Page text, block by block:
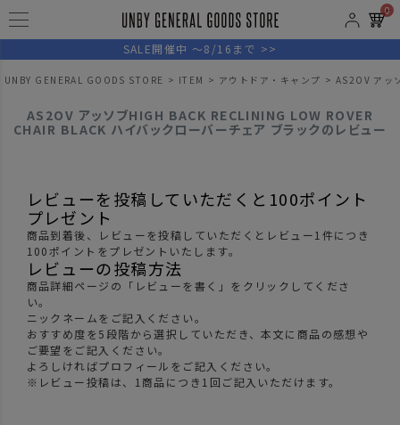
0
SALE開催中 ～8/16まで >>
UNBY GENERAL GOODS STORE ITEM アウトドア・キャンプ AS2OV アッ
AS2OV アッソブHIGH BACK RECLINING LOW ROVER
CHAIR BLACK ハイバックローバーチェア ブラックのレビュー
レビューを投稿していただくと100ポイント
プレゼント
商品到着後、レビューを投稿していただくとレビュー1件につき
100ポイントをプレゼントいたします。
レビューの投稿方法
商品詳細ページの「レビューを書く」をクリックしてくださ
い。
ニックネームをご記入ください。
おすすめ度を5段階から選択していただき、本文に商品の感想や
ご要望をご記入ください。
よろしければプロフィールをご記入ください。
※レビュー投稿は、1商品につき1回ご記入いただけます。